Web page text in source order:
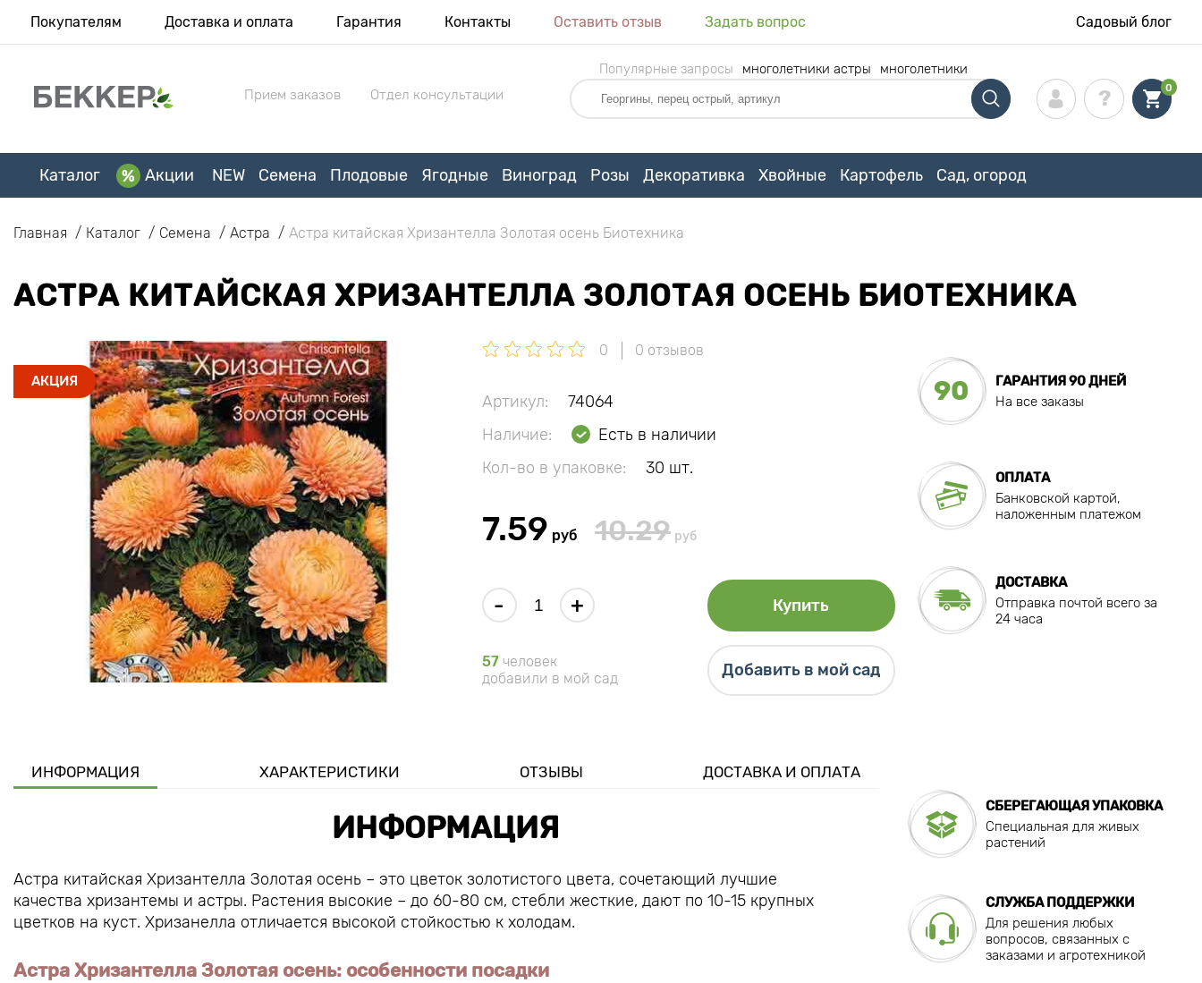
Покупателям Доставка и оплата Гарантия Контакты Оставить отзыв Задать вопрос Садовый блог
Прием заказов Отдел консультации
Популярные запросы многолетники астры многолетники
0
Каталог Акции NEW Семена Плодовые Ягодные Виноград Розы Декоративка Хвойные Картофель Сад, огород
Главная Каталог Семена Астра Астра китайская Хризантелла Золотая осень Биотехника
АСТРА КИТАЙСКАЯ ХРИЗАНТЕЛЛА ЗОЛОТАЯ ОСЕНЬ БИОТЕХНИКА
АКЦИЯ
0 0 отзывов
Артикул:
74064
Наличие:
Есть в наличии
Кол-во в упаковке:
30 шт.
7.59 руб 10.29 руб
- + Купить
57 человек
добавили в мой сад
Добавить в мой сад
90
ГАРАНТИЯ 90 ДНЕЙ
На все заказы
ОПЛАТА
Банковской картой,
наложенным платежом
ДОСТАВКА
Отправка почтой всего за
24 часа
ИНФОРМАЦИЯ ХАРАКТЕРИСТИКИ ОТЗЫВЫ ДОСТАВКА И ОПЛАТА
ИНФОРМАЦИЯ
Астра китайская Хризантелла Золотая осень – это цветок золотистого цвета, сочетающий лучшие
качества хризантемы и астры. Растения высокие – до 60-80 см, стебли жесткие, дают по 10-15 крупных
цветков на куст. Хризанелла отличается высокой стойкостью к холодам.
Астра Хризантелла Золотая осень: особенности посадки
СБЕРЕГАЮЩАЯ УПАКОВКА
Специальная для живых
растений
СЛУЖБА ПОДДЕРЖКИ
Для решения любых
вопросов, связанных с
заказами и агротехникой